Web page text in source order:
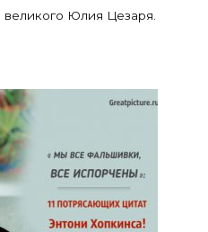
Юлия Цезаря.